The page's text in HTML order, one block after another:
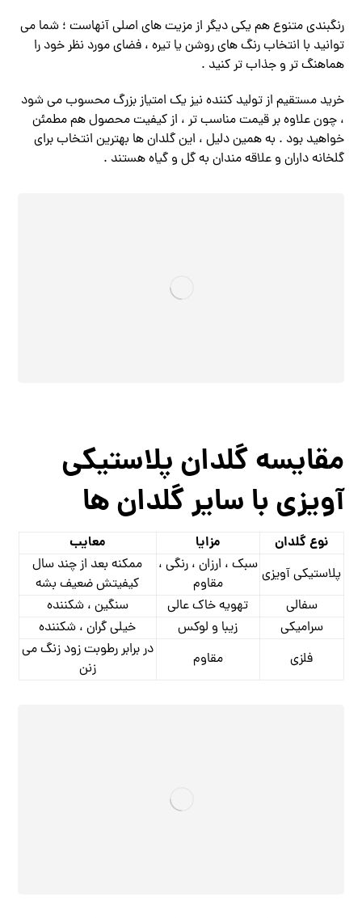
رنگبندی متنوع هم یکی دیگر از مزیت‌ های اصلی آنهاست ؛ شما می‌
توانید با انتخاب رنگ ‌های روشن یا تیره ، فضای مورد نظر خود را
هماهنگ ‌تر و جذاب‌ تر کنید .
خرید مستقیم از تولید کننده نیز یک امتیاز بزرگ محسوب می‌ شود
، چون علاوه بر قیمت مناسب ‌تر ، از کیفیت محصول هم مطمئن
خواهید بود . به همین دلیل ، این گلدان ‌ها بهترین انتخاب برای
گلخانه ‌داران و علاقه ‌مندان به گل و گیاه هستند .
مقایسه گلدان پلاستیکی
آویزی با سایر گلدان ها
نوع گلدان مزایا معایب
پلاستیکی آویزی سبک ، ارزان ، رنگی ،
مقاوم
ممکنه بعد از چند سال
کیفیتش ضعیف بشه
سفالی
تهویه خاک عالی
سنگین ، شکننده
سرامیکی
زیبا و لوکس
خیلی گران ، شکننده
فلزی
مقاوم
در برابر رطوبت زود زنگ می
‌زنن